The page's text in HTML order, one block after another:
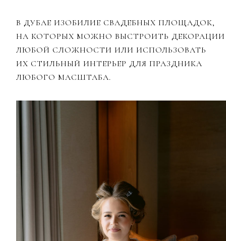
В ДУБАЕ ИЗОБИЛИЕ СВАДЕБНЫХ ПЛОЩАДОК,
НА КОТОРЫХ МОЖНО ВЫСТРОИТЬ ДЕКОРАЦИИ
ЛЮБОЙ СЛОЖНОСТИ ИЛИ ИСПОЛЬЗОВАТЬ
ИХ СТИЛЬНЫЙ ИНТЕРЬЕР ДЛЯ ПРАЗДНИКА
ЛЮБОГО МАСШТАБА.